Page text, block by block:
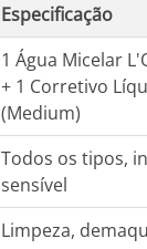
Especificação
1 Água Micelar
+ 1 Corretivo
(Medium)
Todos os tipos,
sensível
Limpeza,